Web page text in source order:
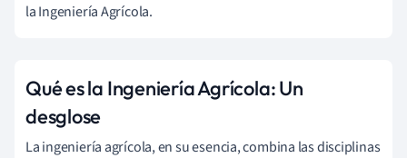
la Ingeniería Agrícola.
Qué es la Ingeniería Agrícola: Un
desglose
La ingeniería agrícola, en su esencia, combina las disciplinas